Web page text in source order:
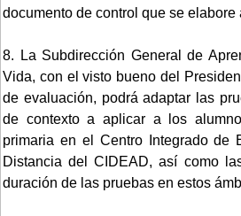
documento de control que se elabore
8. La Subdirección General de
Vida, con el visto bueno del
de evaluación, podrá adaptar las
de contexto a aplicar a los
primaria en el Centro Integrado de
Distancia del CIDEAD, así como
duración de las pruebas en estos